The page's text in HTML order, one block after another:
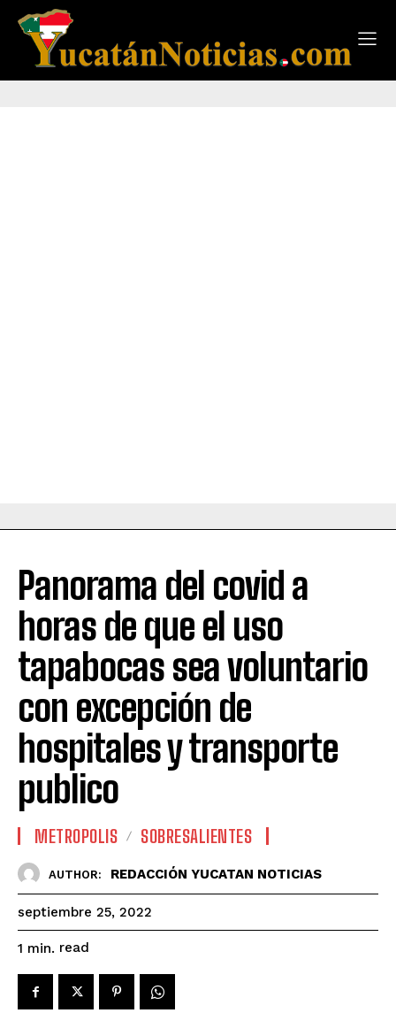
Panorama del covid a
horas de que el uso
tapabocas sea voluntario
con excepción de
hospitales y transporte
publico
METROPOLIS SOBRESALIENTES
AUTHOR: REDACCIÓN YUCATAN NOTICIAS
septiembre 25, 2022
1 min. read